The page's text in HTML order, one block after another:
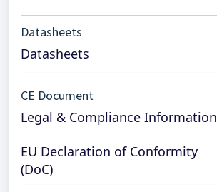
Datasheets
Datasheets
CE Document
Legal & Compliance Information
EU Declaration of Conformity
(DoC)